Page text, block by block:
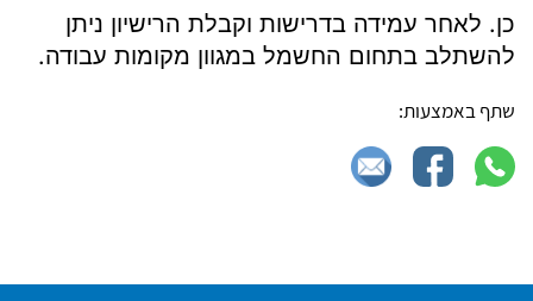
כן. לאחר עמידה בדרישות וקבלת הרישיון ניתן
להשתלב בתחום החשמל במגוון מקומות עבודה.
שתף באמצעות: